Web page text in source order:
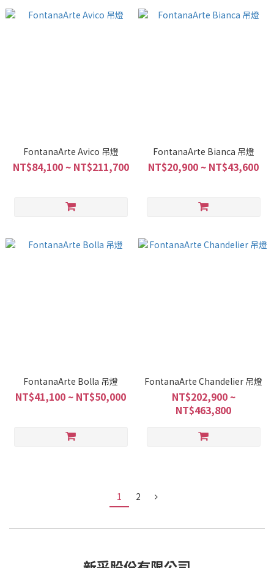
FontanaArte Avico 吊燈
NT$84,100 ~ NT$211,700
FontanaArte Bianca 吊燈
NT$20,900 ~ NT$43,600
FontanaArte Bolla 吊燈
NT$41,100 ~ NT$50,000
FontanaArte Chandelier 吊燈
NT$202,900 ~
NT$463,800
1 2